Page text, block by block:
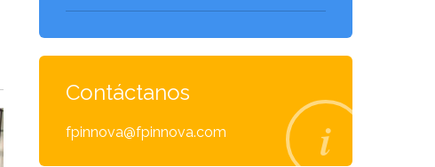
Contáctanos
fpinnova@fpinnova.com